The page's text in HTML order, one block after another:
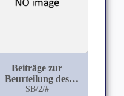
Beiträge zur
Beurteilung des
Primitivstreifens des
SB/2/#